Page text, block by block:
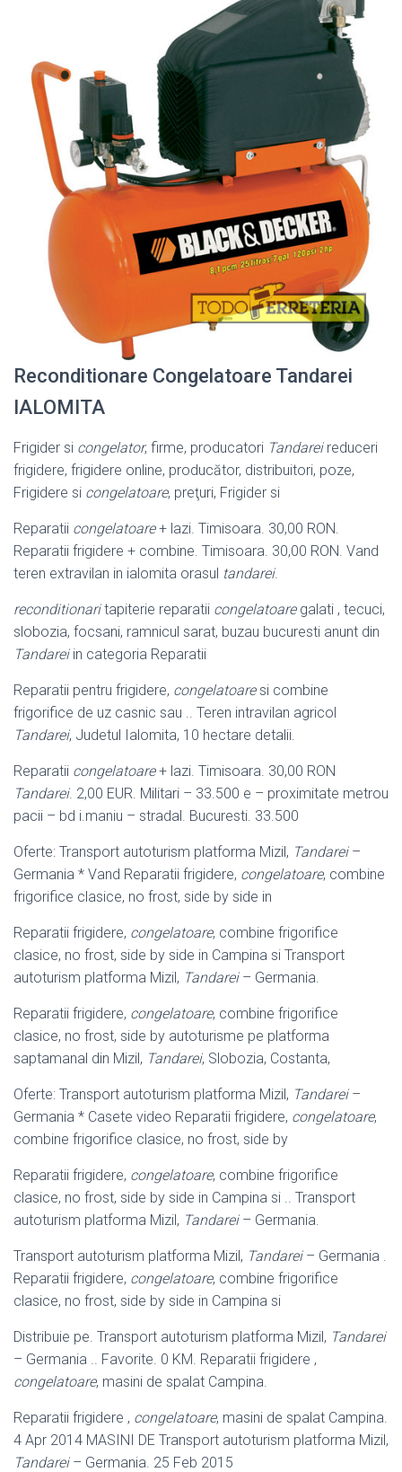
Reconditionare Congelatoare Tandarei
IALOMITA
Frigider si congelator, firme, producatori Tandareireduceri
frigidere, frigidere online, producător, distribuitori, poze,
Frigidere si congelatoare, preţuri, Frigider si
Reparatii congelatoare+ lazi. Timisoara. 30,00 RON.
Reparatii frigidere + combine. Timisoara. 30,00 RON. Vand
teren extravilan in ialomita orasul tandarei.
reconditionaritapiterie reparatii congelatoaregalati , tecuci,
slobozia, focsani, ramnicul sarat, buzau bucuresti anunt din
Tandareiin categoria Reparatii
Reparatii pentru frigidere, congelatoaresi combine
frigorifice de uz casnic sau .. Teren intravilan agricol
Tandarei, Judetul Ialomita, 10 hectare detalii.
Reparatii congelatoare+ lazi. Timisoara. 30,00 RON
Tandarei. 2,00 EUR. Militari – 33.500 e – proximitate metrou
pacii – bd i.maniu – stradal. Bucuresti. 33.500
Oferte: Transport autoturism platforma Mizil, Tandarei–
Germania * Vand Reparatii frigidere, congelatoare, combine
frigorifice clasice, no frost, side by side in
Reparatii frigidere, congelatoare, combine frigorifice
clasice, no frost, side by side in Campina si Transport
autoturism platforma Mizil, Tandarei– Germania.
Reparatii frigidere, congelatoare, combine frigorifice
clasice, no frost, side by autoturisme pe platforma
saptamanal din Mizil, Tandarei, Slobozia, Costanta,
Oferte: Transport autoturism platforma Mizil, Tandarei–
Germania * Casete video Reparatii frigidere, congelatoare,
combine frigorifice clasice, no frost, side by
Reparatii frigidere, congelatoare, combine frigorifice
clasice, no frost, side by side in Campina si .. Transport
autoturism platforma Mizil, Tandarei– Germania.
Transport autoturism platforma Mizil, Tandarei– Germania .
Reparatii frigidere, congelatoare, combine frigorifice
clasice, no frost, side by side in Campina si
Distribuie pe. Transport autoturism platforma Mizil, Tandarei
– Germania .. Favorite. 0 KM. Reparatii frigidere ,
congelatoare, masini de spalat Campina.
Reparatii frigidere , congelatoare, masini de spalat Campina.
4 Apr 2014 MASINI DE Transport autoturism platforma Mizil,
Tandarei– Germania. 25 Feb 2015